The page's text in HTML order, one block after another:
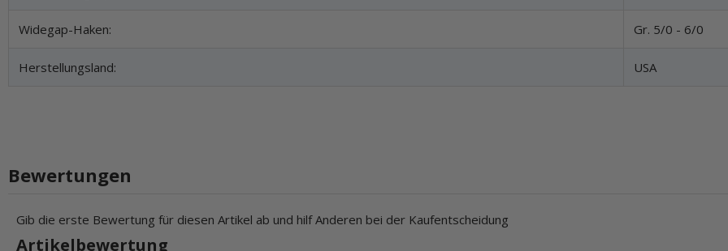
Widegap-Haken: Gr. 5/0 - 6/0
Herstellungsland: USA
Bewertungen
Gib die erste Bewertung für diesen Artikel ab und hilf Anderen bei der Kaufentscheidung
Artikelbewertung